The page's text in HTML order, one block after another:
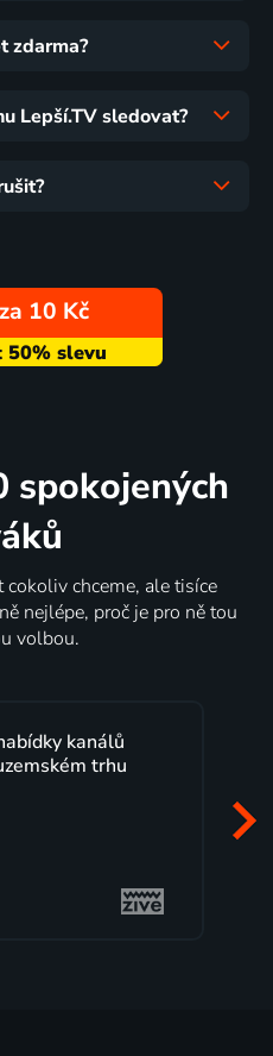
zdarma?
Lepší.TV sledovat?
10 Kč
spokojených
chceme, ale tisíce
nejlépe, proč je pro ně tou
volbou.
několik let s
Velký výběr
běžet k TV na